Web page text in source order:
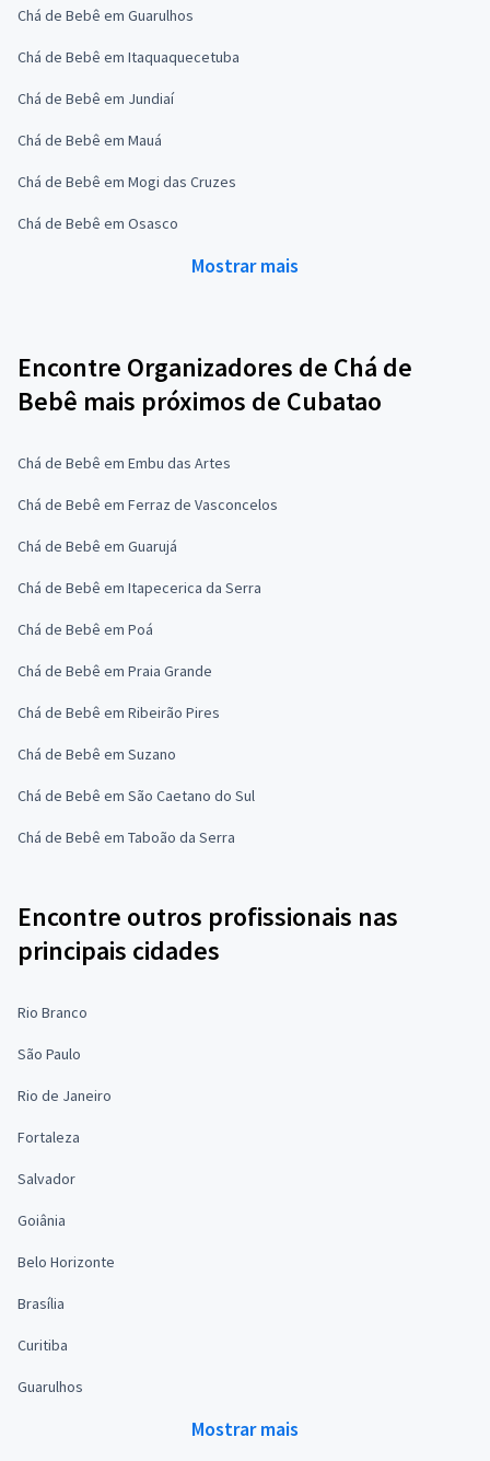
Chá de Bebê em Guarulhos
Chá de Bebê em Itaquaquecetuba
Chá de Bebê em Jundiaí
Chá de Bebê em Mauá
Chá de Bebê em Mogi das Cruzes
Chá de Bebê em Osasco
Mostrar mais
Encontre Organizadores de Chá de
Bebê mais próximos de Cubatao
Chá de Bebê em Embu das Artes
Chá de Bebê em Ferraz de Vasconcelos
Chá de Bebê em Guarujá
Chá de Bebê em Itapecerica da Serra
Chá de Bebê em Poá
Chá de Bebê em Praia Grande
Chá de Bebê em Ribeirão Pires
Chá de Bebê em Suzano
Chá de Bebê em São Caetano do Sul
Chá de Bebê em Taboão da Serra
Encontre outros profissionais nas
principais cidades
Rio Branco
São Paulo
Rio de Janeiro
Fortaleza
Salvador
Goiânia
Belo Horizonte
Brasília
Curitiba
Guarulhos
Mostrar mais